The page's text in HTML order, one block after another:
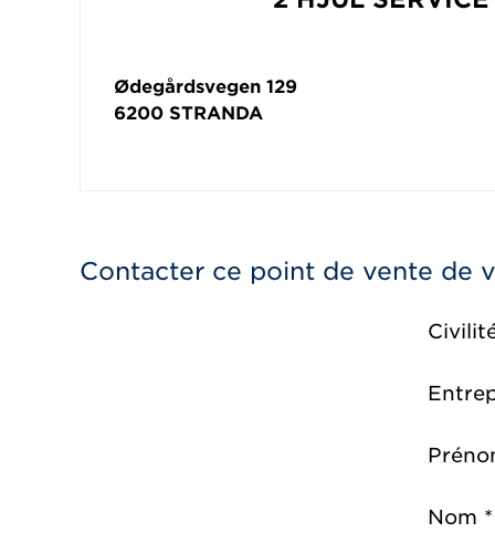
Ødegårdsvegen 129
6200 STRANDA
Contacter ce point de vente de
Nom *